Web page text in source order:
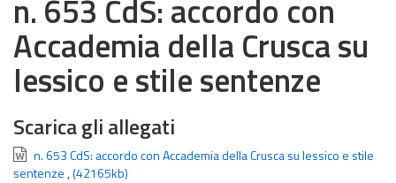
n. 653 CdS: accordo con
Accademia della Crusca su
lessico e stile sentenze
Scarica gli allegati
n. 653 CdS: accordo con Accademia della Crusca su lessico e stile
sentenze ,(42165kb)